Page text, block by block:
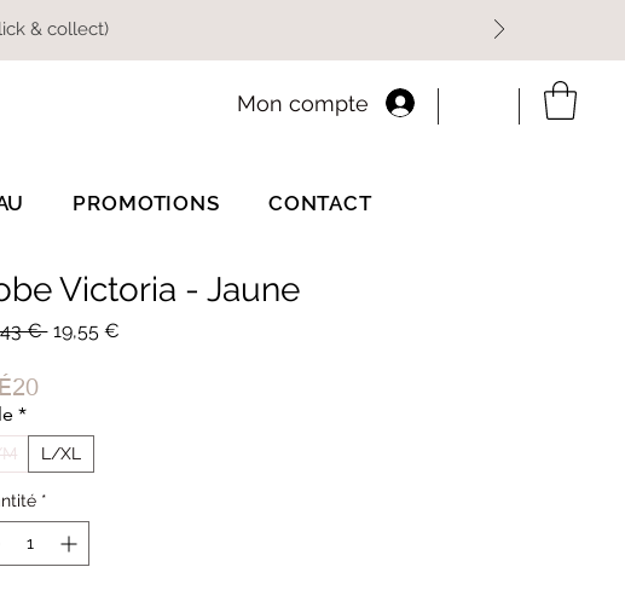
& collect)
Mon compte
PROMOTIONS CONTACT
Victoria - Jaune
€ Prix
19,55 €
*
L/XL
*